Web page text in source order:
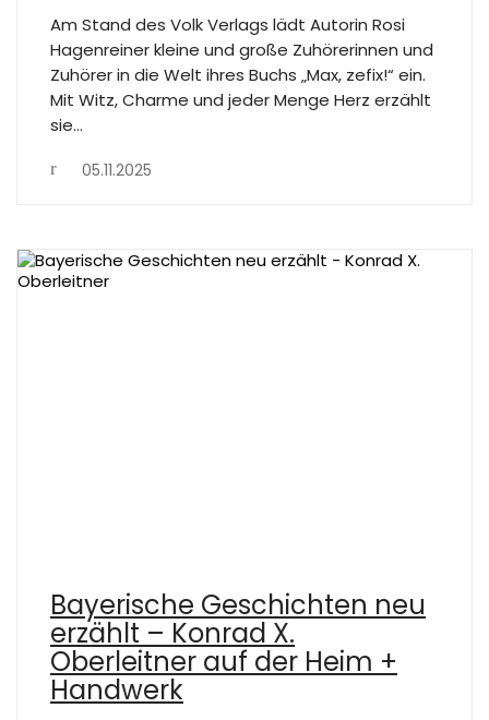
Am Stand des Volk Verlags lädt Autorin Rosi
Hagenreiner kleine und große Zuhörerinnen und
Zuhörer in die Welt ihres Buchs „Max, zefix!“ ein.
Mit Witz, Charme und jeder Menge Herz erzählt
sie…
05.11.2025
Bayerische Geschichten neu
erzählt – Konrad X.
Oberleitner auf der Heim +
Handwerk